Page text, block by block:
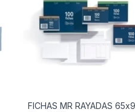
FICHAS MR RAYADAS